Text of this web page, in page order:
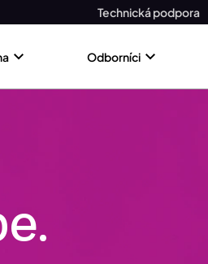
Technická podpora
Odborníci